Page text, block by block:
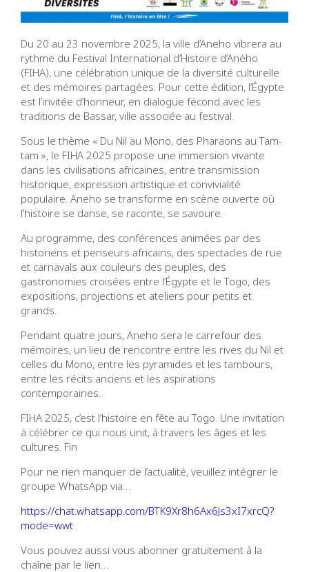
Du 20 au 23 novembre 2025, la ville d’Aneho vibrera au
rythme du Festival International d’Histoire d’Aného
(FIHA), une célébration unique de la diversité culturelle
et des mémoires partagées. Pour cette édition, l’Égypte
est l’invitée d’honneur, en dialogue fécond avec les
traditions de Bassar, ville associée au festival.
Sous le thème « Du Nil au Mono, des Pharaons au Tam-
tam », le FIHA 2025 propose une immersion vivante
dans les civilisations africaines, entre transmission
historique, expression artistique et convivialité
populaire. Aneho se transforme en scène ouverte où
l’histoire se danse, se raconte, se savoure.
Au programme, des conférences animées par des
historiens et penseurs africains, des spectacles de rue
et carnavals aux couleurs des peuples, des
gastronomies croisées entre l’Égypte et le Togo, des
expositions, projections et ateliers pour petits et
grands.
Pendant quatre jours, Aneho sera le carrefour des
mémoires, un lieu de rencontre entre les rives du Nil et
celles du Mono, entre les pyramides et les tambours,
entre les récits anciens et les aspirations
contemporaines.
FIHA 2025, c’est l’histoire en fête au Togo. Une invitation
à célébrer ce qui nous unit, à travers les âges et les
cultures. Fin
Pour ne rien manquer de l’actualité, veuillez intégrer le
groupe WhatsApp via…
https://chat.whatsapp.com/BTK9Xr8h6Ax6Js3xI7xrcQ?
mode=wwt
Vous pouvez aussi vous abonner gratuitement à la
chaîne par le lien…